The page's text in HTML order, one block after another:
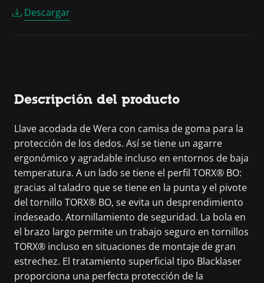
Descargar
Descripción del producto
Llave acodada de Wera con camisa de goma para la
protección de los dedos. Así se tiene un agarre
ergonómico y agradable incluso en entornos de baja
temperatura. A un lado se tiene el perfil TORX® BO:
gracias al taladro que se tiene en la punta y el pivote
del tornillo TORX® BO, se evita un desprendimiento
indeseado. Atornillamiento de seguridad. La bola en
el brazo largo permite un trabajo seguro en tornillos
TORX® incluso en situaciones de montaje de gran
estrechez. El tratamiento superficial tipo Blacklaser
proporciona una perfecta protección de la